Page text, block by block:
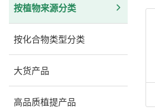
按植物来源分类
按化合物类型分类
大货产品
高品质植提产品